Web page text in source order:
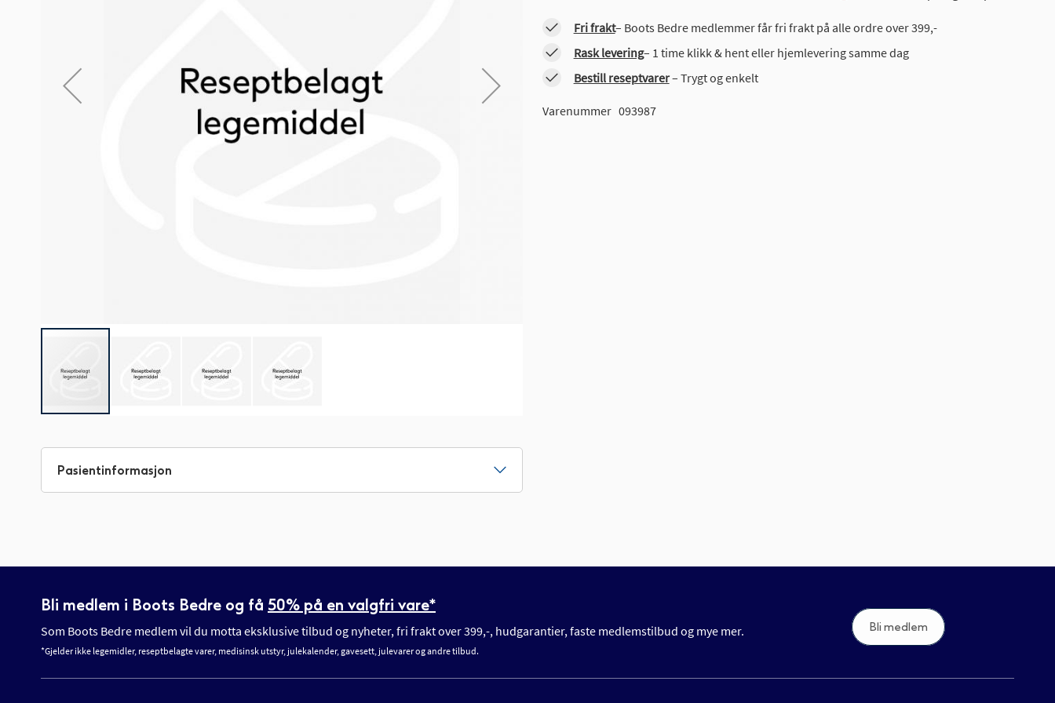
Fri frakt– Boots Bedre medlemmer får fri frakt på alle ordre over 399,-
Rask levering– 1 time klikk & hent eller hjemlevering samme dag
Bestill reseptvarer– Trygt og enkelt
Varenummer 093987
til
begynnelsen
Pasientinformasjon
Bli medlem i Boots Bedre og få 50% på en valgfri vare*
Som Boots Bedre medlem vil du motta eksklusive tilbud og nyheter, fri frakt over 399,-, hudgarantier, faste medlemstilbud og mye mer.
*Gjelder ikke legemidler, reseptbelagte varer, medisinsk utstyr, julekalender, gavesett, julevarer og andre tilbud.
Bli medlem